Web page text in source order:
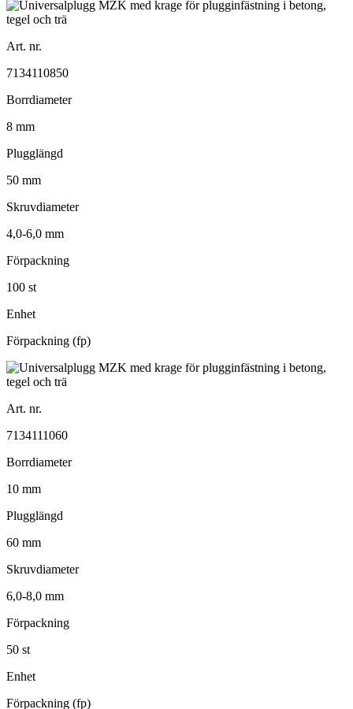
Art. nr.
7134110850
Borrdiameter
8 mm
Plugglängd
50 mm
Skruvdiameter
4,0-6,0 mm
Förpackning
100 st
Enhet
Förpackning (fp)
Art. nr.
7134111060
Borrdiameter
10 mm
Plugglängd
60 mm
Skruvdiameter
6,0-8,0 mm
Förpackning
50 st
Enhet
Förpackning (fp)